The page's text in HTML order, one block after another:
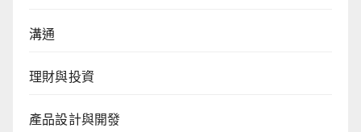
溝通
理財與投資
產品設計與開發